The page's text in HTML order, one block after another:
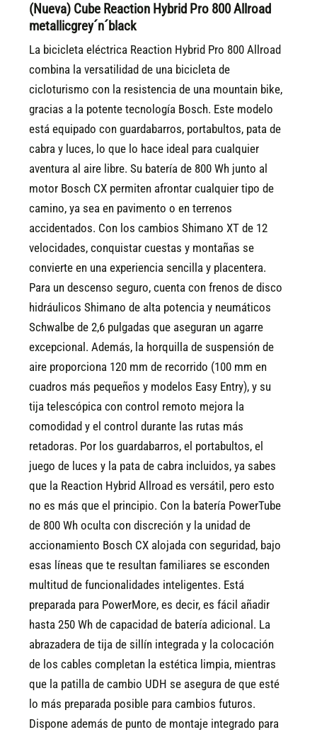
(Nueva) Cube Reaction Hybrid Pro 800 Allroad
metallicgrey´n´black
La bicicleta eléctrica Reaction Hybrid Pro 800 Allroad
combina la versatilidad de una bicicleta de
cicloturismo con la resistencia de una mountain bike,
gracias a la potente tecnología Bosch. Este modelo
está equipado con guardabarros, portabultos, pata de
cabra y luces, lo que lo hace ideal para cualquier
aventura al aire libre. Su batería de 800 Wh junto al
motor Bosch CX permiten afrontar cualquier tipo de
camino, ya sea en pavimento o en terrenos
accidentados. Con los cambios Shimano XT de 12
velocidades, conquistar cuestas y montañas se
convierte en una experiencia sencilla y placentera.
Para un descenso seguro, cuenta con frenos de disco
hidráulicos Shimano de alta potencia y neumáticos
Schwalbe de 2,6 pulgadas que aseguran un agarre
excepcional. Además, la horquilla de suspensión de
aire proporciona 120 mm de recorrido (100 mm en
cuadros más pequeños y modelos Easy Entry), y su
tija telescópica con control remoto mejora la
comodidad y el control durante las rutas más
retadoras. Por los guardabarros, el portabultos, el
juego de luces y la pata de cabra incluidos, ya sabes
que la Reaction Hybrid Allroad es versátil, pero esto
no es más que el principio. Con la batería PowerTube
de 800 Wh oculta con discreción y la unidad de
accionamiento Bosch CX alojada con seguridad, bajo
esas líneas que te resultan familiares se esconden
multitud de funcionalidades inteligentes. Está
preparada para PowerMore, es decir, es fácil añadir
hasta 250 Wh de capacidad de batería adicional. La
abrazadera de tija de sillín integrada y la colocación
de los cables completan la estética limpia, mientras
que la patilla de cambio UDH se asegura de que esté
lo más preparada posible para cambios futuros.
Dispone además de punto de montaje integrado para